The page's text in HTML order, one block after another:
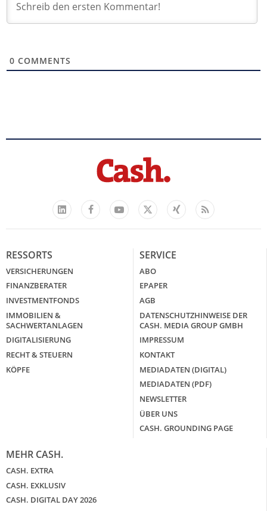
0 COMMENTS
LinkedIn
FacebookYouTube
X
Xing Feed
RESSORTS
VERSICHERUNGEN
FINANZBERATER
INVESTMENTFONDS
IMMOBILIEN &
SACHWERTANLAGEN
DIGITALISIERUNG
RECHT & STEUERN
KÖPFE
SERVICE
ABO
EPAPER
AGB
DATENSCHUTZHINWEISE DER
CASH. MEDIA GROUP GMBH
IMPRESSUM
KONTAKT
MEDIADATEN (DIGITAL)
MEDIADATEN (PDF)
NEWSLETTER
ÜBER UNS
CASH. GROUNDING PAGE
MEHR CASH.
CASH. EXTRA
CASH. EXKLUSIV
CASH. DIGITAL DAY 2026